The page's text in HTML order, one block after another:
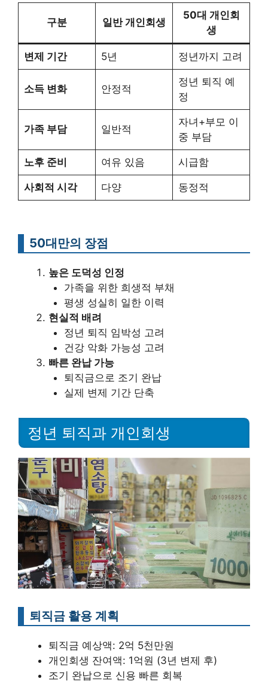
구분 일반 개인회생
50대 개인회
생
변제 기간 5년 정년까지 고려
소득 변화 안정적
정년 퇴직 예
정
가족 부담 일반적
자녀+부모 이
중 부담
노후 준비 여유 있음 시급함
사회적 시각 다양 동정적
50대만의 장점
높은 도덕성 인정
가족을 위한 희생적 부채
평생 성실히 일한 이력
현실적 배려
정년 퇴직 임박성 고려
건강 악화 가능성 고려
빠른 완납 가능
퇴직금으로 조기 완납
실제 변제 기간 단축
정년 퇴직과 개인회생
퇴직금 활용 계획
퇴직금 예상액: 2억 5천만원
개인회생 잔여액: 1억원 (3년 변제 후)
조기 완납으로 신용 빠른 회복